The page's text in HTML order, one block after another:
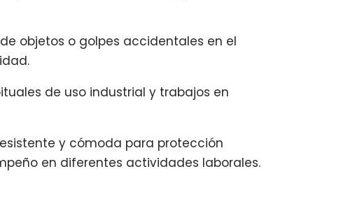
objetos o golpes accidentales en el
de uso industrial y trabajos en
y cómoda para protección
en diferentes actividades laborales.